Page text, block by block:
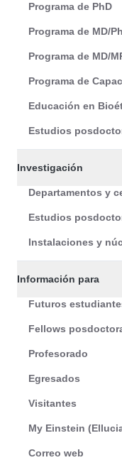
Programa de PhD
Programa de MD/
Programa de MD/
Programa de
Educación en
Estudios
Investigación
Departamentos y
Estudios
Instalaciones y
Información para
Futuros
Fellows
Profesorado
Egresados
Visitantes
My Einstein
Correo web